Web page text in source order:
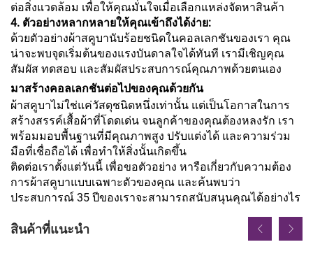
ต่อสิ่งแวดล้อม เพื่อให้คุณมั่นใจเมื่อเลือกแหล่งจัดหาสินค้า
4. ตัวอย่างหลากหลายให้คุณเข้าถึงได้ง่าย:
ด้วยตัวอย่างผ้าสคูบานับร้อยชนิดในคอลเลกชันของเรา คุณ
น่าจะพบจุดเริ่มต้นของแรงบันดาลใจได้ทันที เรามีเชิญคุณ
สัมผัส ทดสอบ และสัมผัสประสบการณ์คุณภาพด้วยตนเอง
มาสร้างคอลเลกชันต่อไปของคุณด้วยกัน
ผ้าสคูบาไม่ใช่แค่วัสดุชนิดหนึ่งเท่านั้น แต่เป็นโอกาสในการ
สร้างสรรค์เสื้อผ้าที่โดดเด่น จนลูกค้าของคุณต้องหลงรัก เรา
พร้อมมอบพื้นฐานที่มีคุณภาพสูง ปรับแต่งได้ และความร่วม
มือที่เชื่อถือได้ เพื่อทำให้สิ่งนั้นเกิดขึ้น
ติดต่อเราตั้งแต่วันนี้ เพื่อขอตัวอย่าง หารือเกี่ยวกับความต้อง
การผ้าสคูบาแบบเฉพาะตัวของคุณ และค้นพบว่า
ประสบการณ์ 35 ปีของเราจะสามารถสนับสนุนคุณได้อย่างไร
สินค้าที่แนะนำ